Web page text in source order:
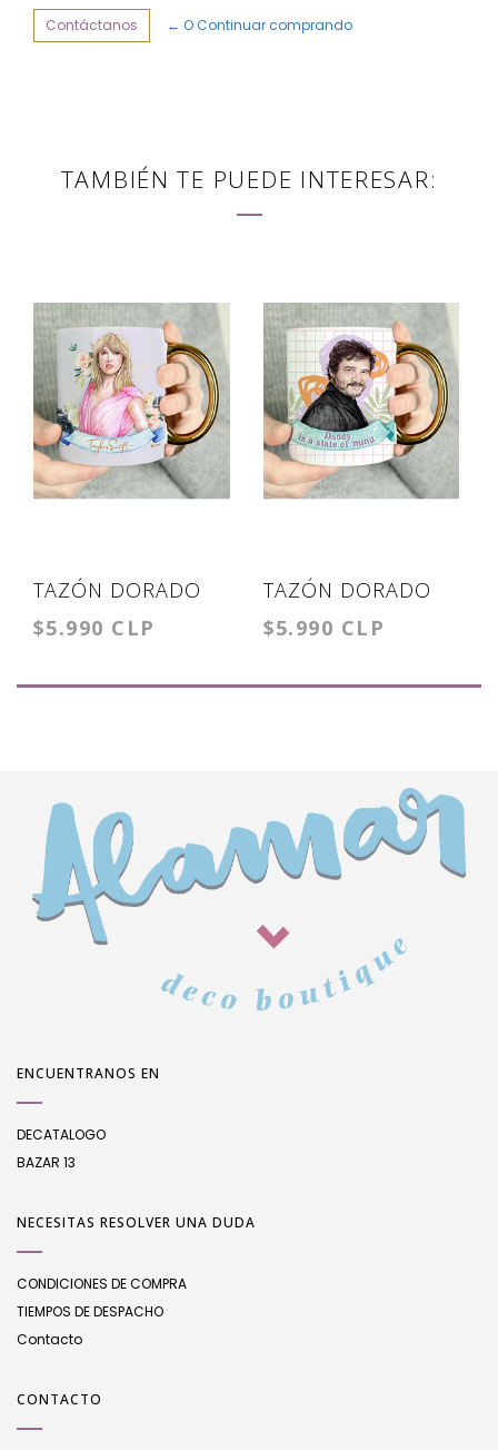
Contáctanos ← O Continuar comprando
TAMBIÉN TE PUEDE INTERESAR:
TAZÓN DORADO
TAYLOR
$5.990 CLP
TAZÓN DORADO
PEDRO PASCAL
$5.990 CLP
ENCUENTRANOS EN
DECATALOGO
BAZAR 13
NECESITAS RESOLVER UNA DUDA
CONDICIONES DE COMPRA
TIEMPOS DE DESPACHO
Contacto
CONTACTO